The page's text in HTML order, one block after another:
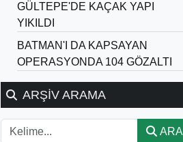
GÜLTEPE'DE KAÇAK YAPI
YIKILDI
BATMAN'I DA KAPSAYAN
OPERASYONDA 104 GÖZALTI
ARŞİV ARAMA
ARA